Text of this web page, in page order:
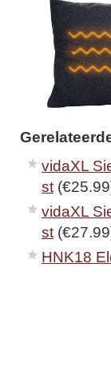
vidaXL
st
vidaXL
st
HNK18